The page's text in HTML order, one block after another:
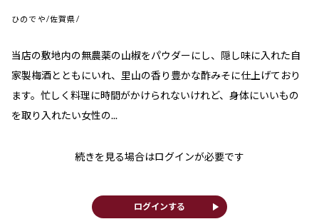
ひのでや/佐賀県/
当店の敷地内の無農薬の山椒をパウダーにし、隠し味に入れた自
家製梅酒とともにいれ、里山の香り豊かな酢みそに仕上げており
ます。忙しく料理に時間がかけられないけれど、身体にいいもの
を取り入れたい女性の...
続きを見る場合はログインが必要です
ログインする play_arrow